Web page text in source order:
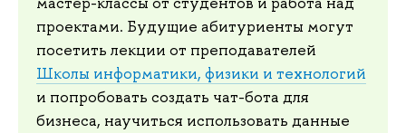
проектами. Будущие абитуриенты могут
посетить лекции от преподавателей
Школы информатики, физики и технологий
и попробовать создать чат-бота для
бизнеса, научиться использовать данные